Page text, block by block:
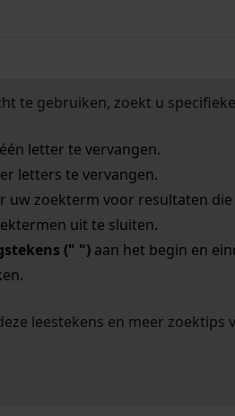
te gebruiken, zoekt u
letter te vervangen.
letters te vervangen.
uw zoekterm voor resultaten die
uit te sluiten.
(" ")aan het begin en
leestekens en meer zoektips